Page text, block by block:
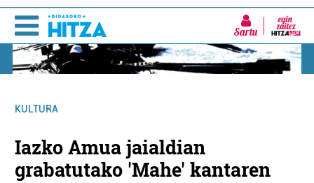
Sartu
KULTURA
Iazko Amua jaialdian
grabatutako 'Mahe' kantaren